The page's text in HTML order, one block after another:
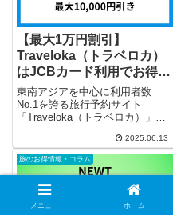
【最大1万円割引】
Traveloka（トラベロカ）
はJCBカード利用でお得に
予約！
東南アジアを中心に利用者数
No.1を誇る旅行予約サイト
「Traveloka（トラベロカ）」で
することで最大10,000円の割引が
受けられるキャンペーンを実施中
です。本記事では、キャンペーン
2025.06.13
旅のお得情報・コラム
メニュー ホーム